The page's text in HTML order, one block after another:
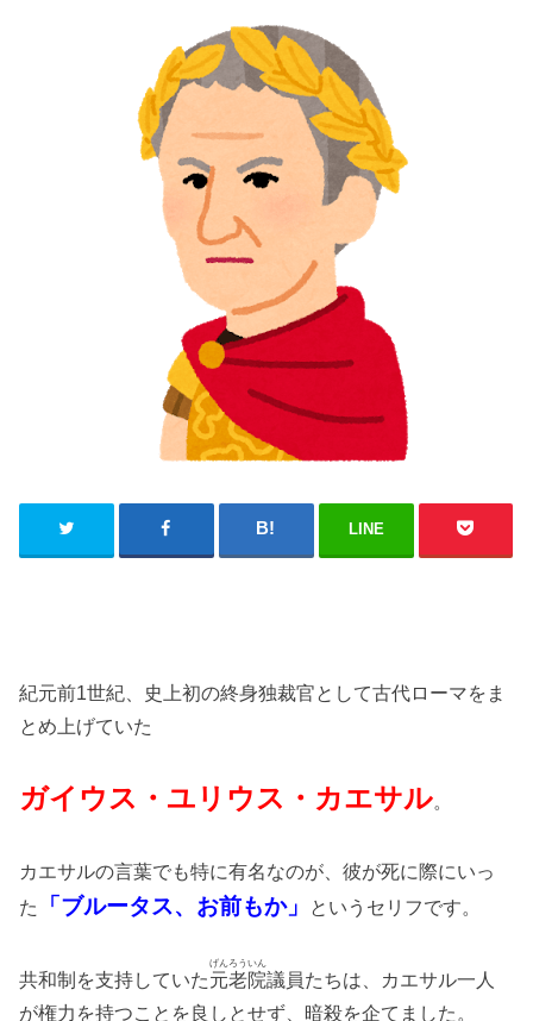
LINE
紀元前1世紀、史上初の終身独裁官として古代ローマをま
とめ上げていた
ガイウス・ユリウス・カエサル。
カエサルの言葉でも特に有名なのが、彼が死に際にいっ
た
「ブルータス、お前もか」 というセリフです。
共和制を支持していた元老院
げんろういん
議員たちは、カエサル一人
が権力を持つことを良しとせず、暗殺を企てました。